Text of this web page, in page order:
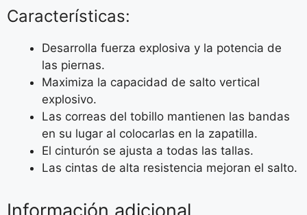
Características:
Desarrolla fuerza explosiva y la potencia de
las piernas.
Maximiza la capacidad de salto vertical
explosivo.
Las correas del tobillo mantienen las bandas
en su lugar al colocarlas en la zapatilla.
El cinturón se ajusta a todas las tallas.
Las cintas de alta resistencia mejoran el salto.